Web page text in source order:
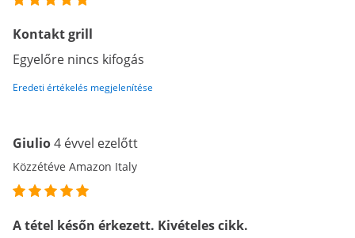
Kontakt grill
Egyelőre nincs kifogás
Eredeti értékelés megjelenítése
Giulio4 évvel ezelőtt
Közzétéve Amazon Italy
A tétel későn érkezett. Kivételes cikk.